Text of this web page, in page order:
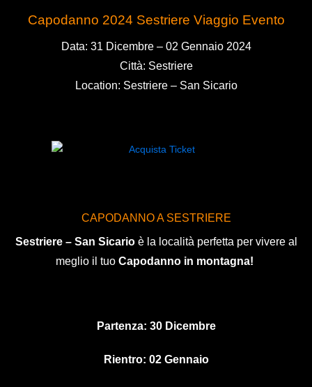
Capodanno 2024 Sestriere Viaggio Evento
Data: 31 Dicembre – 02 Gennaio 2024
Città: Sestriere
Location: Sestriere – San Sicario
CAPODANNO A SESTRIERE
Sestriere – San Sicario è la località perfetta per vivere al
meglio il tuo Capodanno in montagna!
Partenza: 30 Dicembre
Rientro: 02 Gennaio